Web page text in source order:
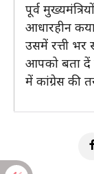
पूर्व
आधारहीन
उसमें रत्ती भर
आपको बता दें
में कांग्रेस की